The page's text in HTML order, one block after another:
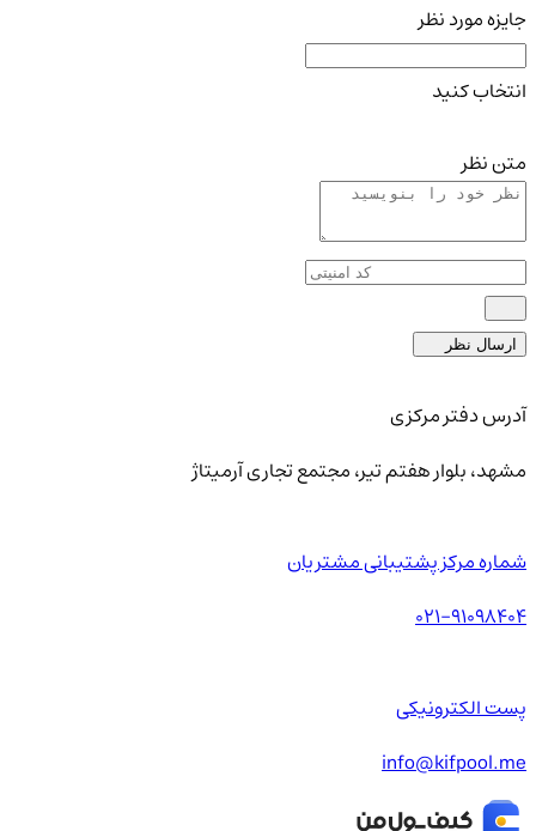
جایزه مورد نظر
انتخاب کنید
متن نظر
ارسال نظر
آدرس دفتر مرکزی
مشهد، بلوار هفتم تیر، مجتمع تجاری آرمیتاژ
شماره مرکز پشتیبانی مشتریان
021-91098404
پست الکترونیکی
info@kifpool.me